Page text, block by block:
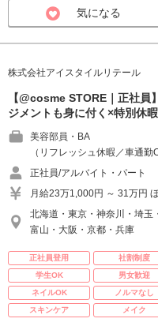
気になる
株式会社アイスタイルリテール
【@cosme STORE｜正社
ジメントも身に付く×特別休
美容部員・BA
（リフレッシュ休暇／車通
正社員/アルバイト・パート
月給23万1,000円 ～ 31万円
北海道・東京・神奈川・埼玉
富山・大阪・京都・兵庫
正社員登用 社割制度
学生OK
男女歓迎
ネイルOK
ノルマなし
スキンケア
メイク